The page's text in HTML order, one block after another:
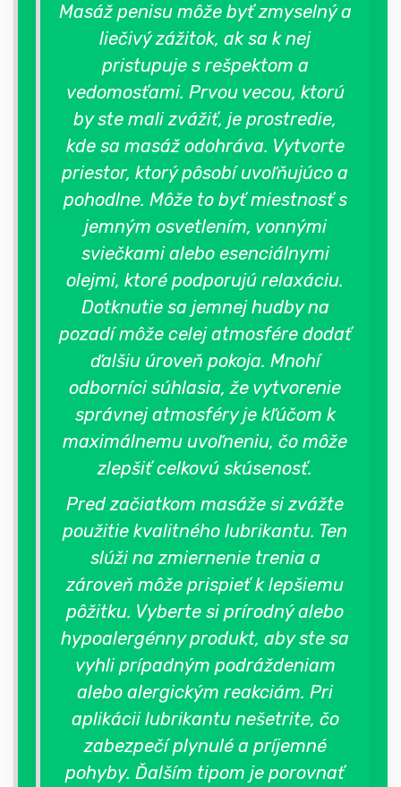
Masáž penisu môže byť zmyselný a
liečivý zážitok, ak sa k nej
pristupuje s rešpektom a
vedomosťami. Prvou vecou, ktorú
by ste mali zvážiť, je prostredie,
kde sa masáž odohráva. Vytvorte
priestor, ktorý pôsobí uvoľňujúco a
pohodlne. Môže to byť miestnosť s
jemným osvetlením, vonnými
sviečkami alebo esenciálnymi
olejmi, ktoré podporujú relaxáciu.
Dotknutie sa jemnej hudby na
pozadí môže celej atmosfére dodať
ďalšiu úroveň pokoja. Mnohí
odborníci súhlasia, že vytvorenie
správnej atmosféry je kľúčom k
maximálnemu uvoľneniu, čo môže
zlepšiť celkovú skúsenosť.
Pred začiatkom masáže si zvážte
použitie kvalitného lubrikantu. Ten
slúži na zmiernenie trenia a
zároveň môže prispieť k lepšiemu
pôžitku. Vyberte si prírodný alebo
hypoalergénny produkt, aby ste sa
vyhli prípadným podráždeniam
alebo alergickým reakciám. Pri
aplikácii lubrikantu nešetrite, čo
zabezpečí plynulé a príjemné
pohyby. Ďalším tipom je porovnať